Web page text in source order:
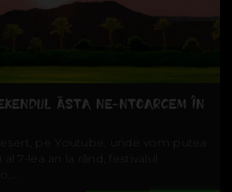
ĂSTA NE-NTOARCEM ÎN
pe Youtube, unde vom putea
7-lea an la rând, festivalul